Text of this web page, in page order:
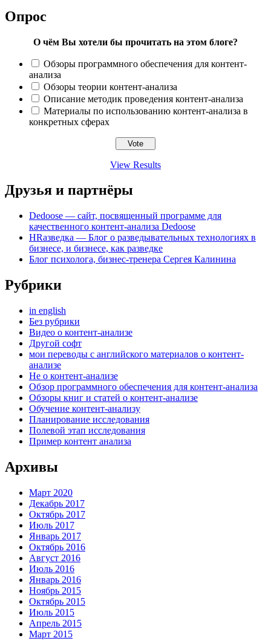
Опрос
О чём Вы хотели бы прочитать на этом блоге?
Обзоры программного обеспечения для контент-
анализа
Обзоры теории контент-анализа
Описание методик проведения контент-анализа
Материалы по использованию контент-анализа в
конкретных сферах
View Results
Друзья и партнёры
Dedoose — сайт, посвященный программе для
качественного контент-анализа Dedoose
HRазведка — Блог о разведывательных технологиях в
бизнесе, и бизнесе, как разведке
Блог психолога, бизнес-тренера Сергея Калинина
Рубрики
in english
Без рубрики
Видео о контент-анализе
Другой софт
мои переводы с английского материалов о контент-
анализе
Не о контент-анализе
Обзор программного обеспечения для контент-анализа
Обзоры книг и статей о контент-анализе
Обучение контент-анализу
Планирование исследования
Полевой этап исследования
Пример контент анализа
Архивы
Март 2020
Декабрь 2017
Октябрь 2017
Июль 2017
Январь 2017
Октябрь 2016
Август 2016
Июль 2016
Январь 2016
Ноябрь 2015
Октябрь 2015
Июль 2015
Апрель 2015
Март 2015